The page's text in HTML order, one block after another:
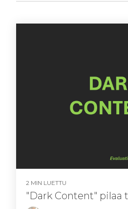
2 MIN LUETTU
"Dark Content" pilaa